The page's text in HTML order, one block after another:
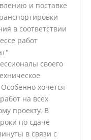
и поставке
в соответствии
работ
своего
хочется
на всех
проекту. В
по сдаче
в связи с